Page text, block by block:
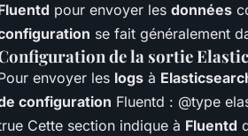
pour envoyer les données
se fait généralement
de la sortie
envoyer les logs à
configuration Fluentd : @type
Cette section indique à Fluentd